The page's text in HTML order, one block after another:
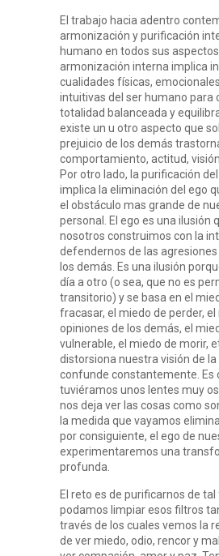
El trabajo hacia adentro
armonización y purificación
humano en todos sus
armonización interna implica
cualidades físicas,
intuitivas del ser humano para
totalidad balanceada y
existe un u otro aspecto que
prejuicio de los demás
comportamiento, actitud,
Por otro lado, la purificación
implica la eliminación del ego
el obstáculo mas grande de
personal. El ego es una ilusión
nosotros construimos con la
defendernos de las
los demás. Es una ilusión
día a otro (o sea, que no es
transitorio) y se basa en el
fracasar, el miedo de perder, el
opiniones de los demás, el
vulnerable, el miedo de morir,
distorsiona nuestra visión de la
confunde constantemente. Es
tuviéramos unos lentes muy
nos deja ver las cosas como
la medida que vayamos
por consiguiente, el ego de
experimentaremos una
profunda.
El reto es de purificarnos de
podamos limpiar esos filtros
través de los cuales vemos la
de ver miedo, odio, rencor y